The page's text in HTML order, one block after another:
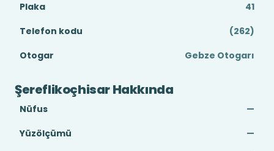
Plaka
41
Telefon kodu
(262)
Otogar
Gebze Otogarı
Şereflikoçhisar Hakkında
Nüfus
—
Yüzölçümü
—